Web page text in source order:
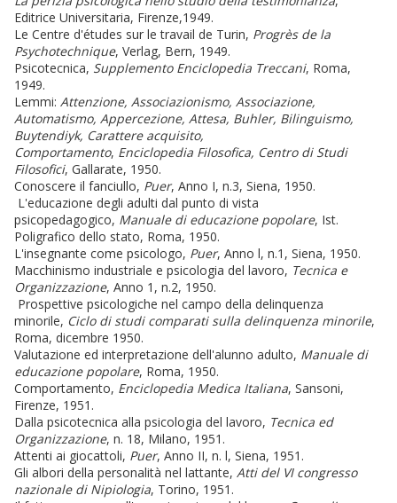
Editrice Universitaria, Firenze,1949.
Le Centre d'études sur le travail de Turin, Progrès de la
Psychotechnique, Verlag, Bern, 1949.
Psicotecnica, Supplemento Enciclopedia Treccani, Roma,
1949.
Lemmi: Attenzione, Associazionismo, Associazione,
Automatismo, Appercezione, Attesa, Buhler, Bilinguismo,
Buytendiyk, Carattere acquisito,
Comportamento, Enciclopedia Filosofica, Centro di Studi
Filosofici, Gallarate, 1950.
Conoscere il fanciullo, Puer, Anno I, n.3, Siena, 1950.
L'educazione degli adulti dal punto di vista
psicopedagogico, Manuale di educazione popolare, Ist.
Poligrafico dello stato, Roma, 1950.
L'insegnante come psicologo, Puer, Anno l, n.1, Siena, 1950.
Macchinismo industriale e psicologia del lavoro, Tecnica e
Organizzazione, Anno 1, n.2, 1950.
Prospettive psicologiche nel campo della delinquenza
minorile, Ciclo di studi comparati sulla delinquenza minorile,
Roma, dicembre 1950.
Valutazione ed interpretazione dell'alunno adulto, Manuale di
educazione popolare, Roma, 1950.
Comportamento, Enciclopedia Medica Italiana, Sansoni,
Firenze, 1951.
Dalla psicotecnica alla psicologia del lavoro, Tecnica ed
Organizzazione, n. 18, Milano, 1951.
Attenti ai giocattoli, Puer, Anno II, n. l, Siena, 1951.
Gli albori della personalità nel lattante, Atti del VI congresso
nazionale di Nipiologia, Torino, 1951.